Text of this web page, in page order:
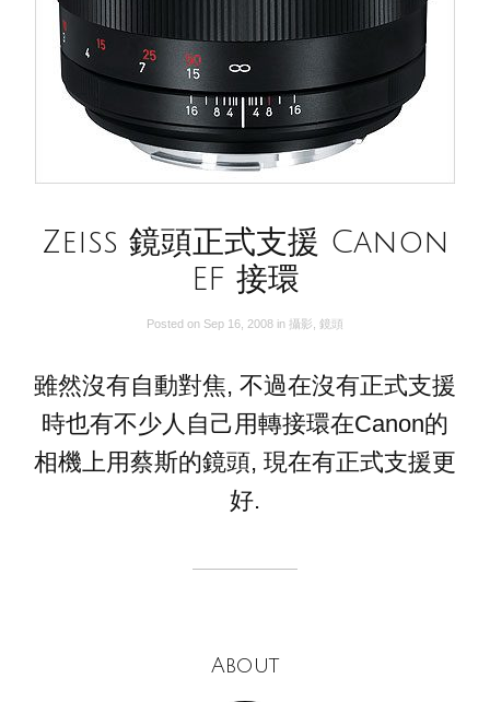
Zeiss 鏡頭正式支援 Canon
EF 接環
Posted on Sep 16, 2008 in 攝影 鏡頭
雖然沒有自動對焦, 不過在沒有正式支援
時也有不少人自己用轉接環在Canon的
相機上用蔡斯的鏡頭, 現在有正式支援更
好.
About